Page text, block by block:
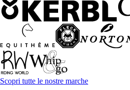
Scopri tutte le nostre marche